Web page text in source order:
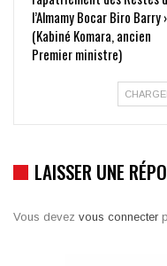
l’Almamy Bocar Biro Barry
(Kabiné Komara, ancien
Premier ministre)
LAISSER UNE
Vous devez vous connecter